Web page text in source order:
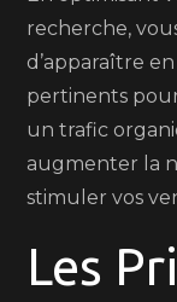
recherche,
d’apparaître
pertinents
un trafic
augmenter la
stimuler vos
Les